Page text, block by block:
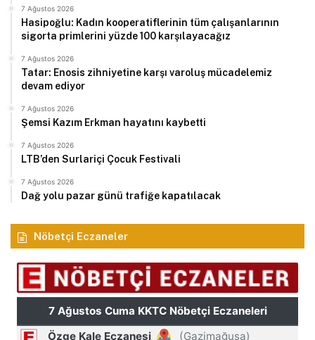
7 Ağustos 2026
Hasipoğlu: Kadın kooperatiflerinin tüm çalışanlarının
sigorta primlerini yüzde 100 karşılayacağız
7 Ağustos 2026
Tatar: Enosis zihniyetine karşı varoluş mücadelemiz
devam ediyor
7 Ağustos 2026
Şemsi Kazım Erkman hayatını kaybetti
7 Ağustos 2026
LTB’den Surlariçi Çocuk Festivali
7 Ağustos 2026
Dağ yolu pazar günü trafiğe kapatılacak
Nöbetçi Eczaneler